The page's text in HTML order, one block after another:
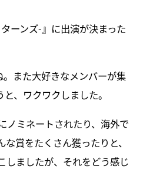
ーンズ-』に出演が決まった
また大好きなメンバーが集
、ワクワクしました。
ミネートされたり、海外で
賞をたくさん獲ったりと、
しましたが、それをどう感じ